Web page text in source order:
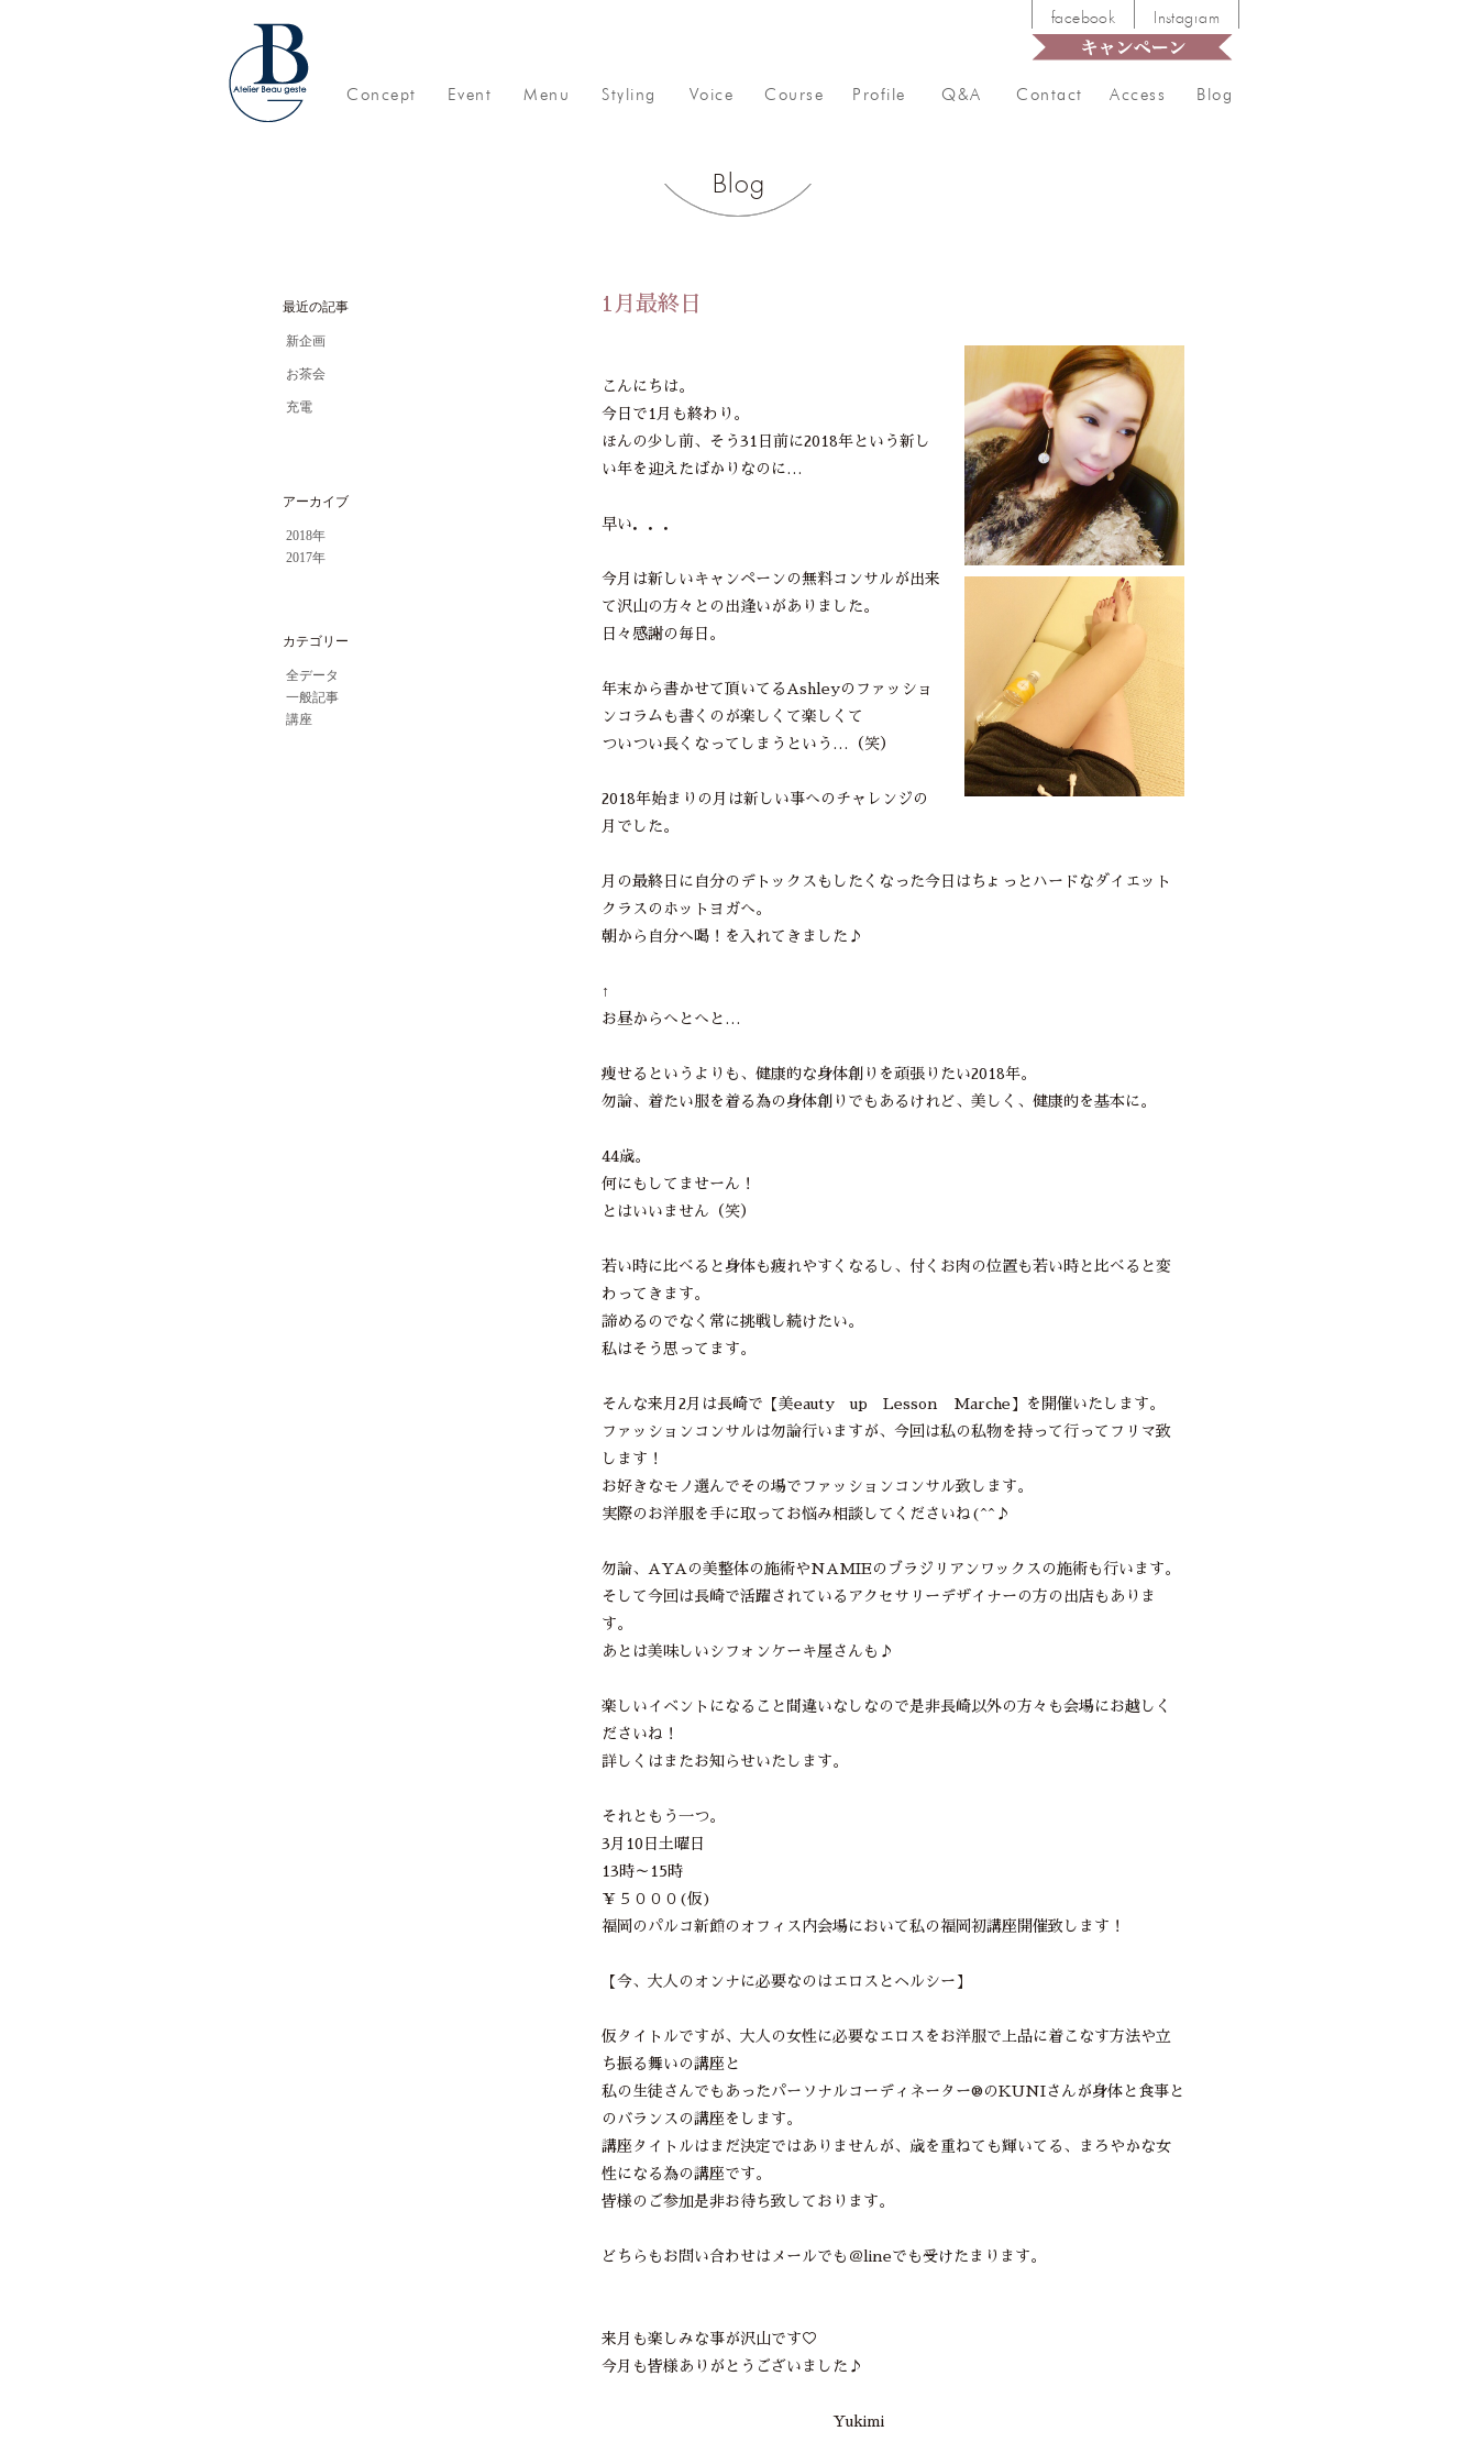
facebook Instagram
Concept Event Menu Styling Voice Course Profile Q&A Contact Access Blog
Blog
1月最終日
こんにちは。
今日で1月も終わり。
ほんの少し前、そう31日前に2018年という新し
い年を迎えたばかりなのに…
早い．．．
今月は新しいキャンペーンの無料コンサルが出来
て沢山の方々との出逢いがありました。
日々感謝の毎日。
年末から書かせて頂いてるAshleyのファッショ
ンコラムも書くのが楽しくて楽しくて
ついつい長くなってしまうという…（笑）
2018年始まりの月は新しい事へのチャレンジの
月でした。
月の最終日に自分のデトックスもしたくなった今日はちょっとハードなダイエット
クラスのホットヨガへ。
朝から自分へ喝！を入れてきました♪
↑
お昼からへとへと…
痩せるというよりも、健康的な身体創りを頑張りたい2018年。
勿論、着たい服を着る為の身体創りでもあるけれど、美しく、健康的を基本に。
44歳。
何にもしてませーん！
とはいいません（笑）
若い時に比べると身体も疲れやすくなるし、付くお肉の位置も若い時と比べると変
わってきます。
諦めるのでなく常に挑戦し続けたい。
私はそう思ってます。
そんな来月2月は長崎で【美eauty up Lesson Marche】を開催いたします。
ファッションコンサルは勿論行いますが、今回は私の私物を持って行ってフリマ致
します！
お好きなモノ選んでその場でファッションコンサル致します。
実際のお洋服を手に取ってお悩み相談してくださいね(^^♪
勿論、AYAの美整体の施術やNAMIEのブラジリアンワックスの施術も行います。
そして今回は長崎で活躍されているアクセサリーデザイナーの方の出店もありま
す。
あとは美味しいシフォンケーキ屋さんも♪
楽しいイベントになること間違いなしなので是非長崎以外の方々も会場にお越しく
ださいね！
詳しくはまたお知らせいたします。
それともう一つ。
3月10日土曜日
13時～15時
￥５０００(仮)
福岡のパルコ新館のオフィス内会場において私の福岡初講座開催致します！
【今、大人のオンナに必要なのはエロスとヘルシー】
仮タイトルですが、大人の女性に必要なエロスをお洋服で上品に着こなす方法や立
ち振る舞いの講座と
私の生徒さんでもあったパーソナルコーディネーター®のKUNIさんが身体と食事と
のバランスの講座をします。
講座タイトルはまだ決定ではありませんが、歳を重ねても輝いてる、まろやかな女
性になる為の講座です。
皆様のご参加是非お待ち致しております。
どちらもお問い合わせはメールでも＠lineでも受けたまります。
来月も楽しみな事が沢山です♡
今月も皆様ありがとうございました♪
Yukimi
最近の記事
新企画
お茶会
充電
アーカイブ
2018年
2017年
カテゴリー
全データ
一般記事
講座